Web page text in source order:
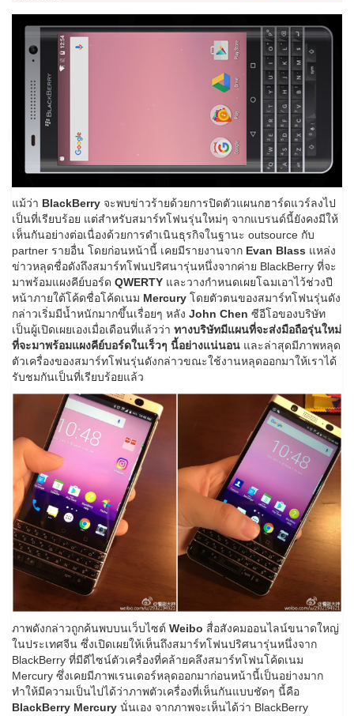
แม้ว่า BlackBerry จะพบข่าวร้ายด้วยการปิดตัวแผนกฮาร์ดแวร์ลงไป
เป็นที่เรียบร้อย แต่สำหรับสมาร์ทโฟนรุ่นใหม่ๆ จากแบรนด์นี้ยังคงมีให้
เห็นกันอย่างต่อเนื่องด้วยการดำเนินธุรกิจในฐานะ outsource กับ
partner รายอื่น โดยก่อนหน้านี้ เคยมีรายงานจาก Evan Blass แหล่ง
ข่าวหลุดชื่อดังถึงสมาร์ทโฟนปริศนารุ่นหนึ่งจากค่าย BlackBerry ที่จะ
มาพร้อมแผงคีย์บอร์ด QWERTY และวางกำหนดเผยโฉมเอาไว้ช่วงปี
หน้าภายใต้โค้ดชื่อโค้ดเนม Mercury โดยตัวตนของสมาร์ทโฟนรุ่นดัง
กล่าวเริ่มมีน้ำหนักมากขึ้นเรื่อยๆ หลัง John Chen ซีอีโอของบริษัท
เป็นผู้เปิดเผยเองเมื่อเดือนที่แล้วว่า ทางบริษัทมีแผนที่จะส่งมือถือรุ่นใหม่
ที่จะมาพร้อมแผงคีย์บอร์ดในเร็วๆ นี้อย่างแน่นอน และล่าสุดมีภาพหลุด
ตัวเครื่องของสมาร์ทโฟนรุ่นดังกล่าวขณะใช้งานหลุดออกมาให้เราได้
รับชมกันเป็นที่เรียบร้อยแล้ว
ภาพดังกล่าวถูกค้นพบบนเว็บไซต์ Weibo สื่อสังคมออนไลน์ขนาดใหญ่
ในประเทศจีน ซึ่งเปิดเผยให้เห็นถึงสมาร์ทโฟนปริศนารุ่นหนึ่งจาก
BlackBerry ที่มีดีไซน์ตัวเครื่องที่คล้ายคลึงสมาร์ทโฟนโค้ดเนม
Mercury ซึ่งเคยมีภาพเรนเดอร์หลุดออกมาก่อนหน้านี้เป็นอย่างมาก
ทำให้มีความเป็นไปได้ว่าภาพตัวเครื่องที่เห็นกันแบบชัดๆ นี้คือ
BlackBerry Mercury นั่นเอง จากภาพจะเห็นได้ว่า BlackBerry